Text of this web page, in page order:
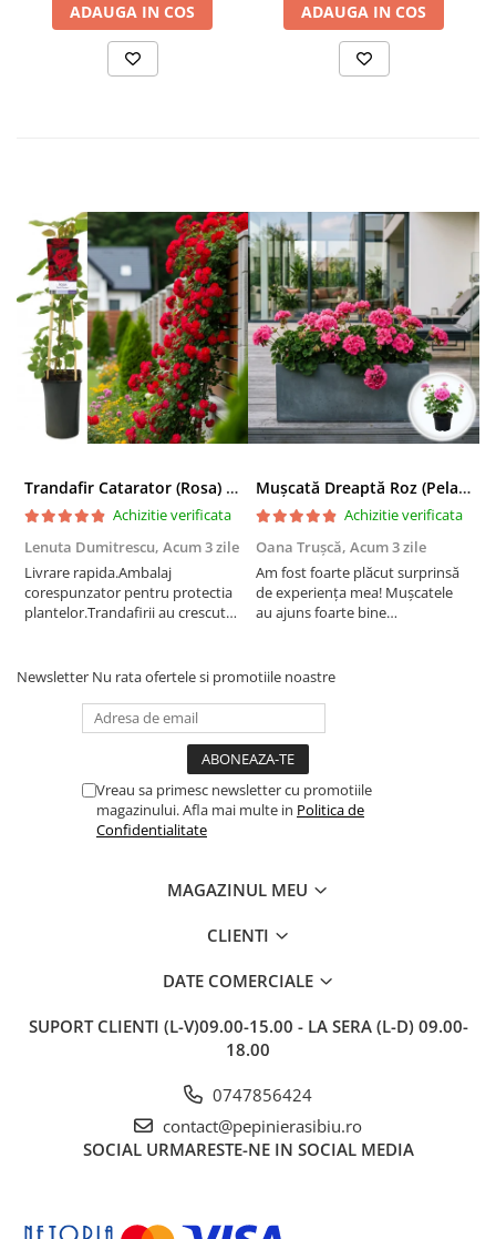
ADAUGA IN COS ADAUGA IN COS
Trandafir Catarator (Rosa) Red Climber - 75cm
Achizitie verificata
Lenuta Dumitrescu, Acum 3 zile
Livrare rapida.Ambalaj
corespunzator pentru protectia
plantelor.Trandafirii au crescut
Mușcată Dreaptă Roz (Pelargonium Zonale)
Achizitie verificata
Oana Trușcă, Acum 3 zile
Am fost foarte plăcut surprinsă
de experiența mea! Mușcatele
au ajuns foarte bine
transportului. Se vede că au fost
Newsletter Nu rata ofertele si promotiile noastre
Vreau sa primesc newsletter cu promotiile
magazinului. Afla mai multe in Politica de
Confidentialitate
MAGAZINUL MEU
CLIENTI
DATE COMERCIALE
SUPORT CLIENTI (L-V)09.00-15.00 - LA SERA (L-D) 09.00-
18.00
0747856424
contact@pepinierasibiu.ro
SOCIAL URMARESTE-NE IN SOCIAL MEDIA